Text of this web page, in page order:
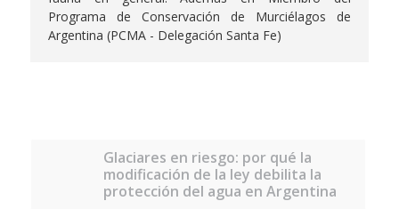
Programa de Conservación de Murciélagos de
Argentina (PCMA - Delegación Santa Fe)
Glaciares en riesgo: por qué la
modificación de la ley debilita la
protección del agua en Argentina